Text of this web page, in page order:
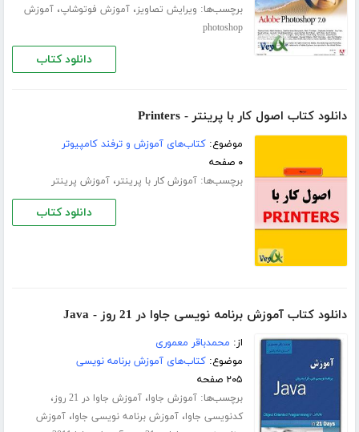
برچسب‌ها: ویرایش تصاویز،آموزش فوتوشاپ،آموزش
photoshop
دانلود کتاب
دانلود کتاب اصول کار با پرینتر - Printers
موضوع:کتاب‌های آموزش و ترفند کامپیوتر
۰ صفحه
برچسب‌ها:آموزش کار با پرینتر،آموزش پرینتر
دانلود کتاب
دانلود کتاب آموزش برنامه نویسی جاوا در 21 روز - Java
از: محمدباقر معموری
موضوع:کتاب‌های آموزش برنامه نویسی
۲۰۵ صفحه
برچسب‌ها:آموزش جاوا،آموزش جاوا در 21 روز ،
کدنویسی جاوا،آموزش برنامه نویسی جاوا،آموزش